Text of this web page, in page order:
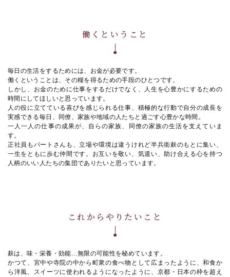
働くということ
毎日の生活をするためには、お金が必要です。
働くということは、その糧を得るための手段のひとつです。
しかし、お金のために仕事をするだけでなく、人生を心豊かにするための
時間にしてほしいと思っています。
人の役に立てている喜びを感じられる仕事、積極的な行動で自分の成長を
実感できる毎日、同僚、家族や地域の人たちと過ごす心豊かな時間。
一人一人の仕事の成果が、自らの家族、同僚の家族の生活を支えていま
す。
正社員もパートさんも、立場や環境は違うけれど半兵衛麸のもとに集い、
一生をともに歩む仲間です。お互いを敬い、気遣い、助け合える心を持つ
人柄のいい人たちの集団でありたいと思っています。
これからやりたいこと
麸は、味・栄養・効能…無限の可能性を秘めています。
かつて、宮中や寺院の中から町衆の食べ物として広まったように、和食か
ら洋風、スイーツに使われるようになったように、京都・日本の枠を超え